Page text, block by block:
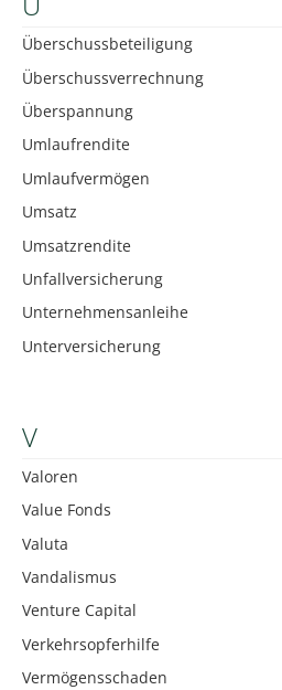
Überschussbeteiligung
Überschussverrechnung
Überspannung
Umlaufrendite
Umlaufvermögen
Umsatz
Umsatzrendite
Unfallversicherung
Unternehmensanleihe
Unterversicherung
V
Valoren
Value Fonds
Valuta
Vandalismus
Venture Capital
Verkehrsopferhilfe
Vermögensschaden